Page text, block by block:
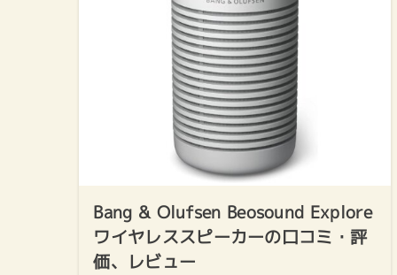
Bang & Olufsen Beosound Explore
ワイヤレススピーカーの口コミ・評
価、レビュー